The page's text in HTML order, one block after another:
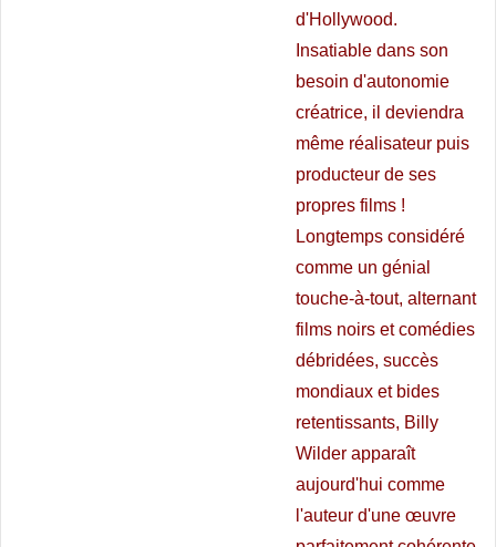
d'Hollywood.
Insatiable dans son
besoin d'autonomie
créatrice, il deviendra
même réalisateur puis
producteur de ses
propres films !
Longtemps considéré
comme un génial
touche-à-tout, alternant
films noirs et comédies
débridées, succès
mondiaux et bides
retentissants, Billy
Wilder apparaît
aujourd'hui comme
l'auteur d'une œuvre